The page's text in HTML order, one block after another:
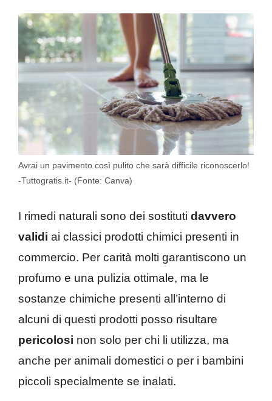
Avrai un pavimento così pulito che sarà difficile riconoscerlo!
-Tuttogratis.it- (Fonte: Canva)
I rimedi naturali sono dei sostituti davvero
validi ai classici prodotti chimici presenti in
commercio. Per carità molti garantiscono un
profumo e una pulizia ottimale, ma le
sostanze chimiche presenti all’interno di
alcuni di questi prodotti posso risultare
pericolosi non solo per chi li utilizza, ma
anche per animali domestici o per i bambini
piccoli specialmente se inalati.